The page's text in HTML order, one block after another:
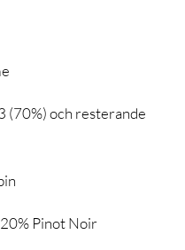
(70%) och resterande
Pinot Noir